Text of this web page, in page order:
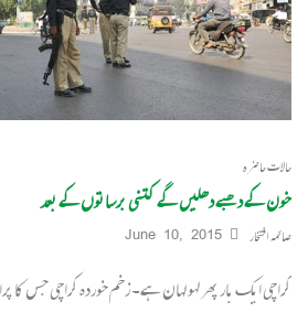
حالات حاضرہ
خون کے دھبے دھلیں گے کتنی برساتوں کے بعد
صائمہ افتخار June 10, 2015
کراچی ایک بار پھر لہو لہان ہے۔ زخم خوردہ کراچی جس کا